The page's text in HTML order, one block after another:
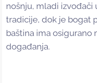
nošnju, mladi izvođači
tradicije, dok je bogat
baština ima
događanja.